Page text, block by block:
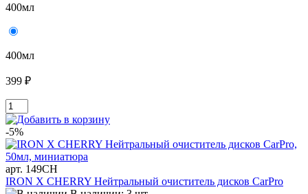
400мл
400мл
399 ₽
-5%
арт. 149CH
IRON X CHERRY Нейтральный очиститель дисков CarPro